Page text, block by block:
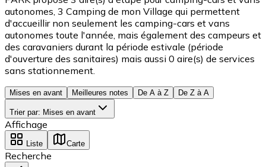
autonomes, 3 Camping de mon Village qui permettent
d'accueillir non seulement les camping-cars et vans
autonomes toute l'année, mais également des campeurs et
des caravaniers durant la période estivale (période
d'ouverture des sanitaires) mais aussi 0 aire(s) de services
sans stationnement.
Mises en avant Meilleures notes De A à Z De Z à A
Trier par: Mises en avant
Affichage
Liste Carte
Recherche